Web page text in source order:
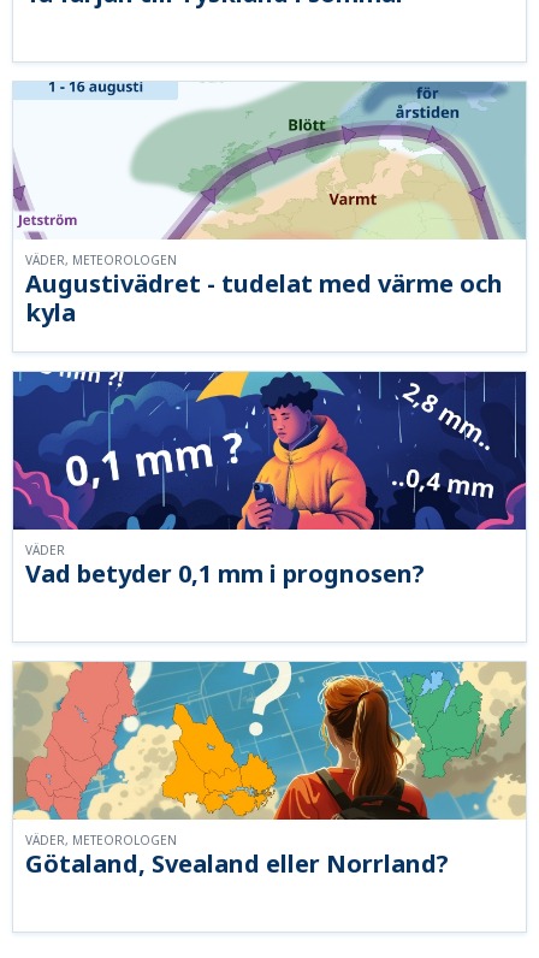
Augustivädret - tudelat med värme och
kyla
VÄDER, METEOROLOGEN
Vad betyder 0,1 mm i prognosen?
VÄDER
Götaland, Svealand eller Norrland?
VÄDER, METEOROLOGEN